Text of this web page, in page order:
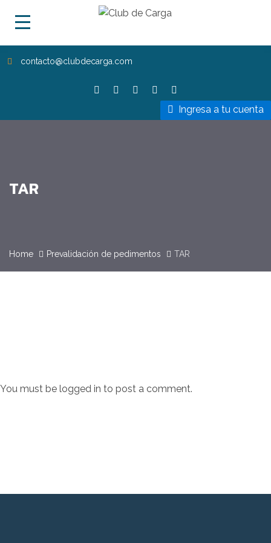
contacto@clubdecarga.com
Ingresa a tu cuenta
TAR
Home Prevalidación de pedimentos TAR
You must be logged in to post a comment.